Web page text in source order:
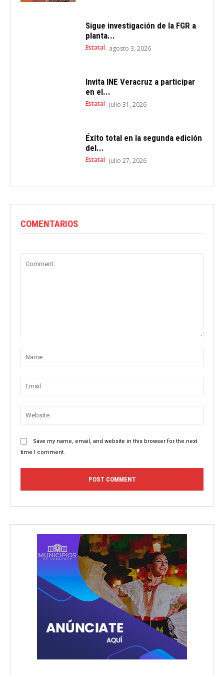
Sigue investigación de la FGR a
planta...
Estatal agosto 3, 2026
Invita INE Veracruz a participar
en el...
Estatal julio 31, 2026
Éxito total en la segunda edición
del...
Estatal julio 27, 2026
COMENTARIOS
Save my name, email, and website in this browser for the next
time I comment.